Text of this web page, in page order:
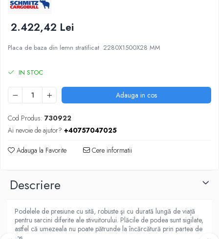
SUPAPE PNEUMATICE
SUSPENSIE
2.422,42 Lei
Placa de baza din lemn stratificat 2280X1500X28 MM
IN STOC
Adauga in cos
Cod Produs: 730922
Ai nevoie de ajutor? +40757047025
Adauga la Favorite Cere informatii
Descriere
Podelele de presiune cu sită, robuste şi cu durată lungă de viaţă
pentru sarcini diferite ale stivuitorului. Plăcile de podea sunt sigilate,
astfel că umezeala nu poate pătrunde la încărcătură prin partea de